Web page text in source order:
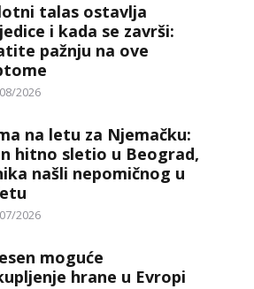
talas ostavlja
i kada se završi:
pažnju na ove
2026
na letu za Njemačku:
hitno sletio u Beograd,
našli nepomičnog u
2026
moguće
hrane u Evropi